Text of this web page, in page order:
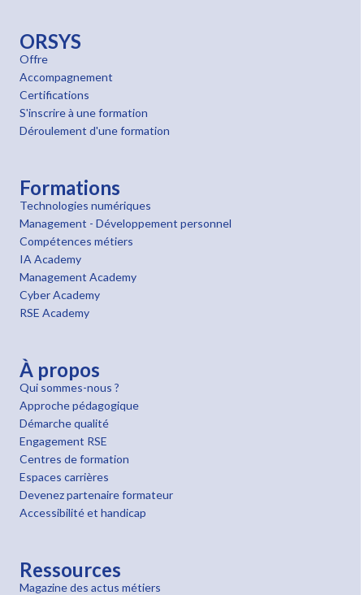
ORSYS
Offre
Accompagnement
Certifications
S'inscrire à une formation
Déroulement d'une formation
Formations
Technologies numériques
Management - Développement personnel
Compétences métiers
IA Academy
Management Academy
Cyber Academy
RSE Academy
À propos
Qui sommes-nous ?
Approche pédagogique
Démarche qualité
Engagement RSE
Centres de formation
Espaces carrières
Devenez partenaire formateur
Accessibilité et handicap
Ressources
Magazine des actus métiers